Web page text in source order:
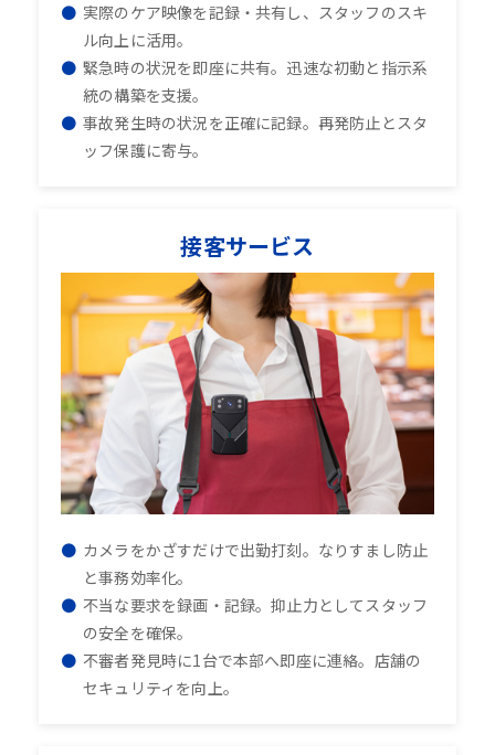
実際のケア映像を記録・共有し、スタッフのスキ
ル向上に活用。
緊急時の状況を即座に共有。迅速な初動と指示系
統の構築を支援。
事故発生時の状況を正確に記録。再発防止とスタ
ッフ保護に寄与。
接客サービス
カメラをかざすだけで出勤打刻。なりすまし防止
と事務効率化。
不当な要求を録画・記録。抑止力としてスタッフ
の安全を確保。
不審者発見時に1台で本部へ即座に連絡。店舗の
セキュリティを向上。